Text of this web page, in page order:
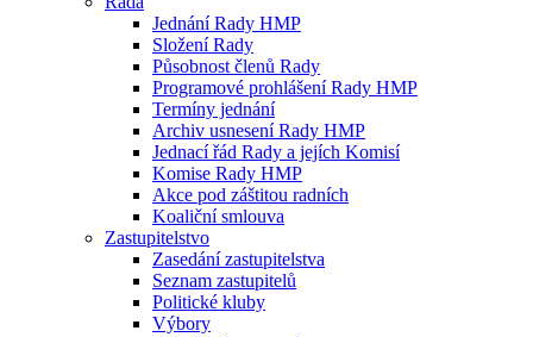
Jednání Rady HMP
Složení Rady
Působnost členů Rady
Programové prohlášení Rady HMP
Termíny jednání
Archiv usnesení Rady HMP
Jednací řád Rady a jejích Komisí
Komise Rady HMP
Akce pod záštitou radních
Koaliční smlouva
Zastupitelstvo
Zasedání zastupitelstva
Seznam zastupitelů
Politické kluby
Výbory